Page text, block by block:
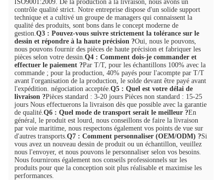
ISO9001:2009. De la production à la livraison, nous avons un
contrôle qualité strict. Notre entreprise dispose d'un solide support
technique et a cultivé un groupe de managers qui connaissent la
qualité des produits, sont bons dans le concept moderne de
gestion.Q3 : Pouvez-vous suivre strictement la tolérance sur le
dessin et répondre à la haute précision ?Oui, nous le pouvons,
nous pouvons fournir des pièces de haute précision et fabriquer les
pièces selon votre dessin.Q4 : Comment dois-je commander et
effectuer le paiement ?Par T/T, pour les échantillons 100% avec la
commande ; pour la production, 40% payés pour l'acompte par T/T
avant l'organisation de la production, le solde devant être payé avant
l'expédition. négociation acceptée.Q5 : Quel est votre délai de
livraison ?Pièces standard : 3-20 jours Pièces non standard : 15-25
jours Nous effectuerons la livraison dès que possible avec la garantie
de qualité.Q6 : Quel mode de transport serait le meilleur ?En
général, le produit est lourd, nous conseillons de faire la livraison
par voie maritime, nous respectons également vos points de vue sur
d'autres transports.Q7 : Comment personnaliser (OEM/ODM) ?Si
vous avez un nouveau dessin de produit ou un échantillon, veuillez
nous l'envoyer, et nous pouvons le personnaliser selon vos besoins.
Nous fournirons également nos conseils professionnels sur les
produits pour que la conception soit plus réalisable et maximise les
performances.